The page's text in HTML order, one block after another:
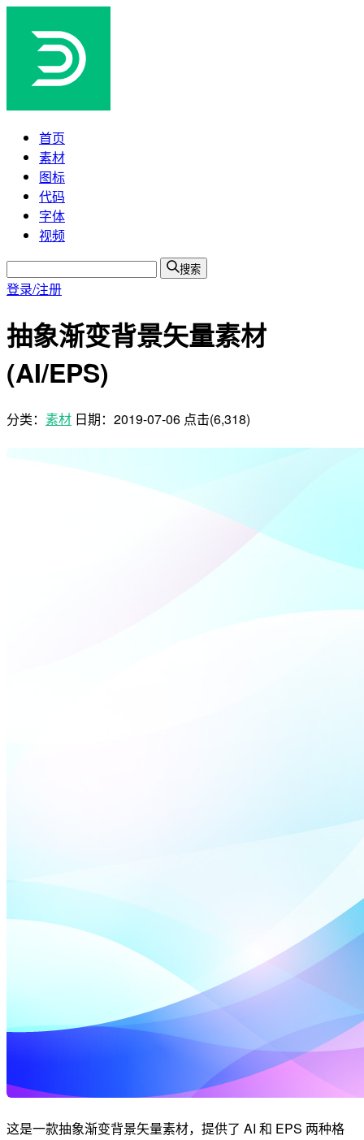
首页
素材
图标
代码
字体
视频
搜索
登录/注册
抽象渐变背景矢量素材
(AI/EPS)
分类： 素材 日期： 2019-07-06 点击(6,318)
这是一款抽象渐变背景矢量素材，提供了 AI 和 EPS 两种格